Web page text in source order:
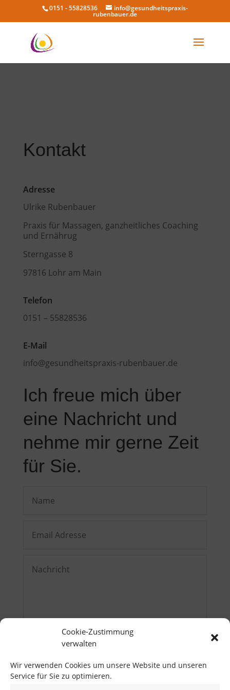
Cookie-Zustimmung
verwalten
Wir verwenden Cookies um unsere Website und unseren
Service für Sie zu optimieren.
0151 - 55828536 info@gesundheitspraxis-
rubenbauer.de
Kontakt
Adresse
Ulrike Rubenbauer
Praxis für Massagen, ganzheitliches Coaching
und Ernährug
Sterngasse 8
97816 Lohr am Main
Telefon
0151 – 55828536
E-Mail
info@gesundheitspraxis-rubenbauer.de
Ich freue mich über
eine Nachricht und
nehme mir gerne Zeit
für Sie.